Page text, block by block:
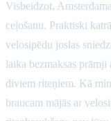
Visbeidzot,
ceļošanu. Praktiski
velosipēdu joslas
laika bezmaksas
diviem riteņiem. Kā
braucam mājās ar